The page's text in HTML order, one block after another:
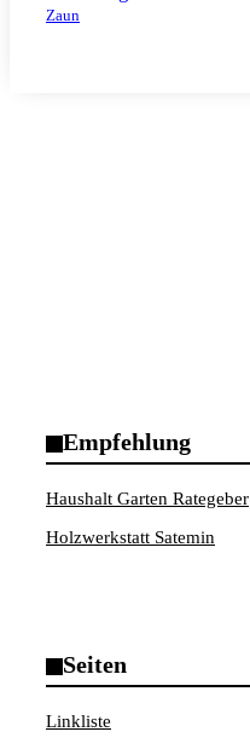
Zaun
Empfehlung
Haushalt Garten Rategeber
Holzwerkstatt Satemin
Seiten
Linkliste